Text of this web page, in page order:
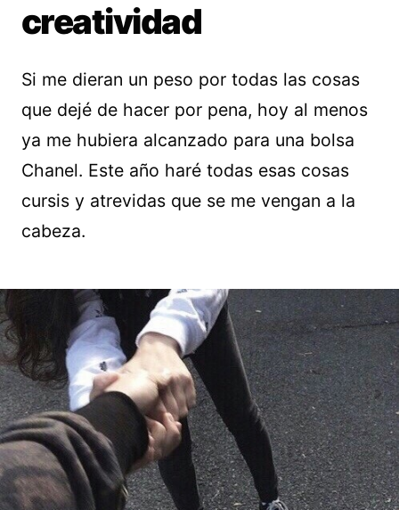
creatividad
Si me dieran un peso por todas las cosas
que dejé de hacer por pena, hoy al menos
ya me hubiera alcanzado para una bolsa
Chanel. Este año haré todas esas cosas
cursis y atrevidas que se me vengan a la
cabeza.